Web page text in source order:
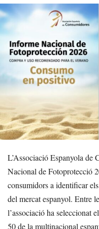
L’Associació Espanyola de
Nacional de Fotoprotecció
consumidors a identificar
del mercat espanyol. Entre
l’associació ha seleccionat
50 de la multinacional